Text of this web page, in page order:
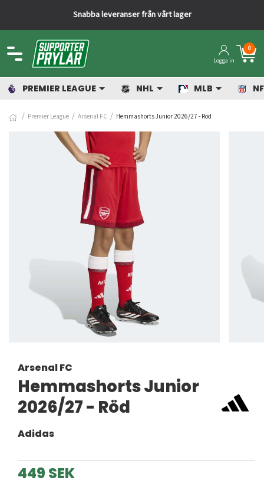
Snabba leveranser från vårt lager
Logga in
0
PREMIER LEAGUE NHL MLB
Premier League Arsenal FC Hemmashorts Junior 2026/27 - Röd
Arsenal FC
Hemmashorts Junior
2026/27 - Röd
Adidas
449 SEK